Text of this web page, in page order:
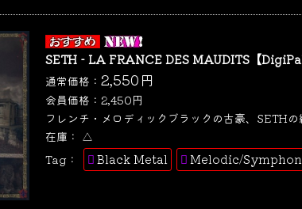
SETH - LA FRANCE DES MAUDITS【
通常価格： 2,550 円
会員価格： 2,450円
フレンチ・メロディックブラックの古豪、SETH
在庫： △
Tag：
Black Metal Melodic/